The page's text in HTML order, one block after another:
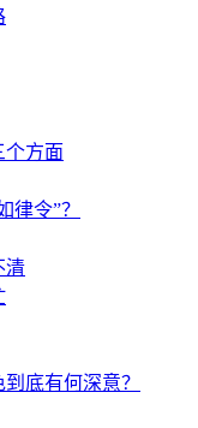
个方面
律令”？
清
底有何深意？